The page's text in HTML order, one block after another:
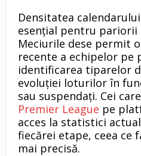
Densitatea
esențial pentru
Meciurile dese permit
recente a echipelor pe
identificarea tiparelor
evoluției loturilor în
sau suspendați. Cei
Premier League pe
acces la statistici
fiecărei etape, ceea ce
mai precisă.